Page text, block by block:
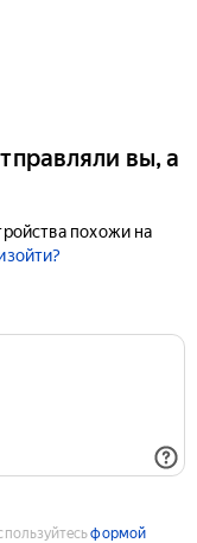
вы, а
похожи на
формой